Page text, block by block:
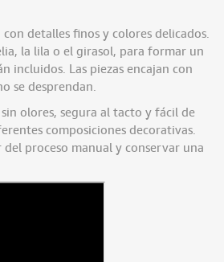
detalles finos y colores delicados.
la lila o el girasol, para formar un
incluidos. Las piezas encajan con
se desprendan.
olores, segura al tacto y fácil de
composiciones decorativas.
proceso manual y conservar una